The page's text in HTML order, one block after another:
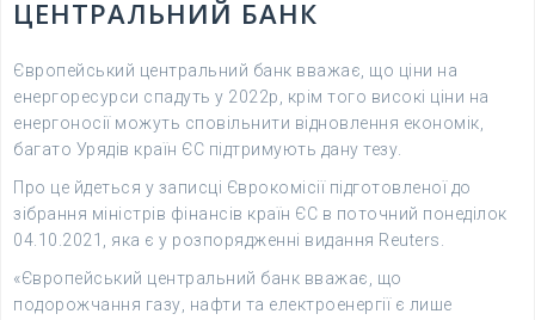
ЦЕНТРАЛЬНИЙ БАНК
Європейський центральний банк вважає, що ціни на
енергоресурси спадуть у 2022р, крім того високі ціни на
енергоносії можуть сповільнити відновлення економік,
багато Урядів країн ЄС підтримують дану тезу.
Про це йдеться у записці Єврокомісії підготовленої до
зібрання міністрів фінансів країн ЄС в поточний понеділок
04.10.2021, яка є у розпорядженні видання Reuters.
«Європейський центральний банк вважає, що
подорожчання газу, нафти та електроенергії є лише